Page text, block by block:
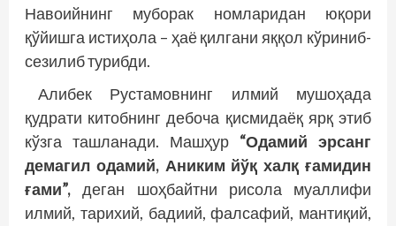
Навоийнинг муборак номларидан юқори
қўйишга истиҳола – ҳаё қилгани яққол кўриниб-
сезилиб турибди.
Алибек Рустамовнинг илмий мушоҳада
қудрати китобнинг дебоча қисмидаёқ ярқ этиб
кўзга ташланади. Машҳур “Одамий эрсанг
демагил одамий, Аниким йўқ халқ ғамидин
ғами”, деган шоҳбайтни рисола муаллифи
илмий, тарихий, бадиий, фалсафий, мантиқий,